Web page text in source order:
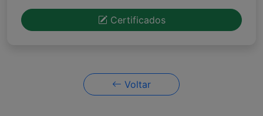
Certificados
Voltar